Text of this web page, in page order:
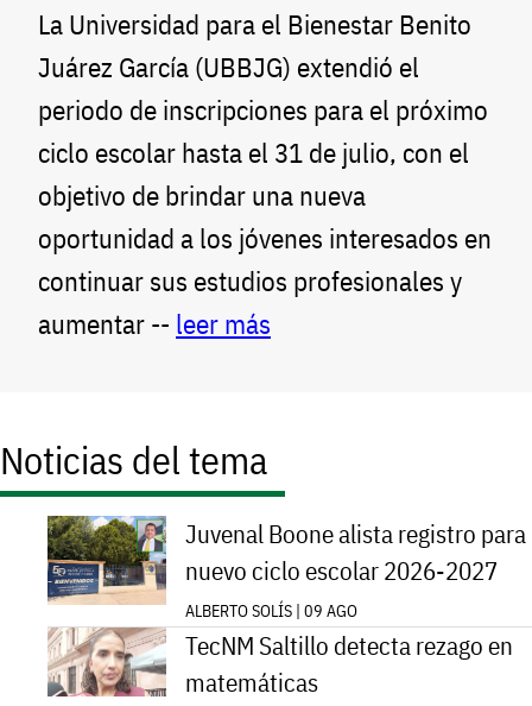
La Universidad para el Bienestar Benito
Juárez García (UBBJG) extendió el
periodo de inscripciones para el próximo
ciclo escolar hasta el 31 de julio, con el
objetivo de brindar una nueva
oportunidad a los jóvenes interesados en
continuar sus estudios profesionales y
aumentar -- leer más
Noticias del tema
Juvenal Boone alista registro para
nuevo ciclo escolar 2026-2027
ALBERTO SOLÍS | 09 AGO
TecNM Saltillo detecta rezago en
matemáticas